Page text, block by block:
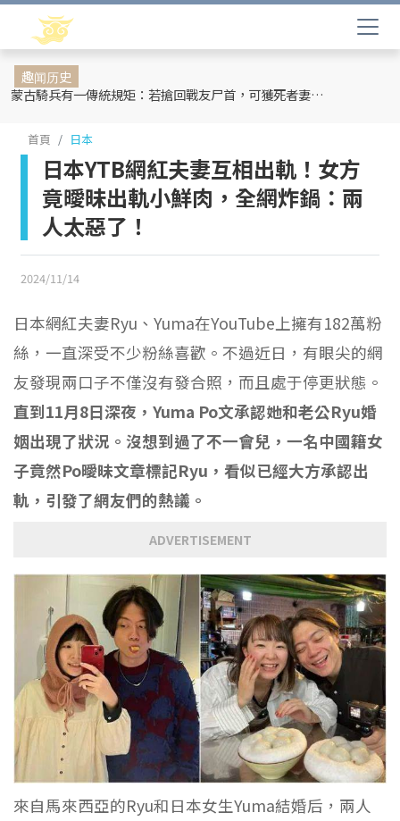
趣闻历史
蒙古騎兵有一傳統規矩：若搶回戰友尸首，可獲死者妻妾和全部牲畜
首頁 日本
日本YTB網紅夫妻互相出軌！女方
竟曖昧出軌小鮮肉，全網炸鍋：兩
人太惡了！
2024/11/14
日本網紅夫妻Ryu、Yuma在YouTube上擁有182萬粉
絲，一直深受不少粉絲喜歡。不過近日，有眼尖的網
友發現兩口子不僅沒有發合照，而且處于停更狀態。
直到11月8日深夜，Yuma Po文承認她和老公Ryu婚
姻出現了狀況。沒想到過了不一會兒，一名中國籍女
子竟然Po曖昧文章標記Ryu，看似已經大方承認出
軌，引發了網友們的熱議。
ADVERTISEMENT
來自馬來西亞的Ryu和日本女生Yuma結婚后，兩人